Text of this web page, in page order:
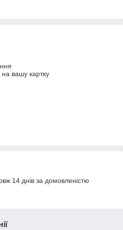
вашу картку
14 днів за домовленістю